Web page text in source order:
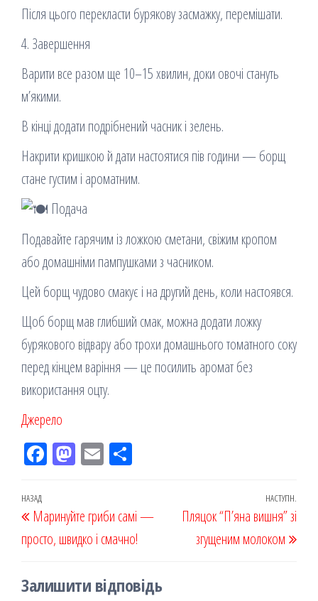
Після цього перекласти бурякову засмажку, перемішати.
4. Завершення
Варити все разом ще 10–15 хвилин, доки овочі стануть
м’якими.
В кінці додати подрібнений часник і зелень.
Накрити кришкою й дати настоятися пів години — борщ
стане густим і ароматним.
Подача
Подавайте гарячим із ложкою сметани, свіжим кропом
або домашніми пампушками з часником.
Цей борщ чудово смакує і на другий день, коли настоявся.
Щоб борщ мав глибший смак, можна додати ложку
бурякового відвару або трохи домашнього томатного соку
перед кінцем варіння — це посилить аромат без
використання оцту.
Джерело
Fac
k
M
on
Em
ис
я
Навігація
записів
Попередній
запис
НАЗАД
Маринуйте гриби самі —
просто, швидко і смачно!
НАСТУПН.
Пляцок “П’яна вишня” зі
згущеним молоком
Залишити відповідь